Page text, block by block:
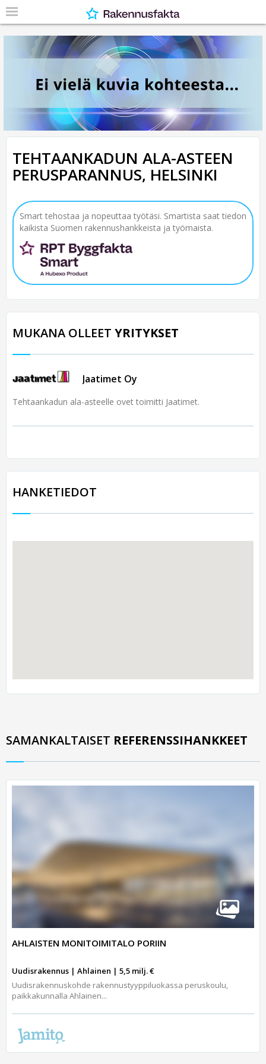
TEHTAANKADUN ALA-ASTEEN
PERUSPARANNUS, HELSINKI
Smart tehostaa ja nopeuttaa työtäsi. Smartista saat tiedon
kaikista Suomen rakennushankkeista ja työmaista.
MUKANA OLLEET YRITYKSET
Jaatimet Oy
Tehtaankadun ala-asteelle ovet toimitti Jaatimet.
HANKETIEDOT
SAMANKALTAISET REFERENSSIHANKKEET
AHLAISTEN MONITOIMITALO PORIIN
Uudisrakennus | Ahlainen | 5,5 milj. €
Uudisrakennuskohde rakennustyyppiluokassa peruskoulu,
paikkakunnalla Ahlainen...